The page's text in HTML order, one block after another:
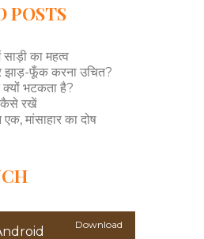
POSTS
का महत्व
फूँक करना उचित?
भटकता है?
कैसे रखें
मांसाहार का दोष
Download